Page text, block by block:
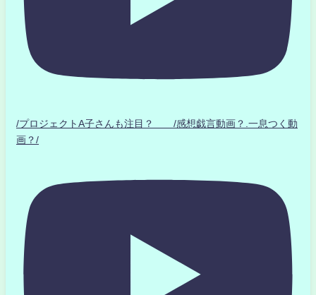
/プロジェクトA子さんも注目？ /感想戯言動画？.一息つく動
画？/